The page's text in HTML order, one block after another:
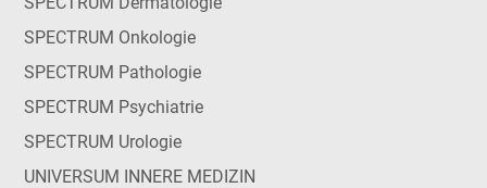
SPECTRUM Onkologie
SPECTRUM Pathologie
SPECTRUM Psychiatrie
SPECTRUM Urologie
UNIVERSUM INNERE MEDIZIN